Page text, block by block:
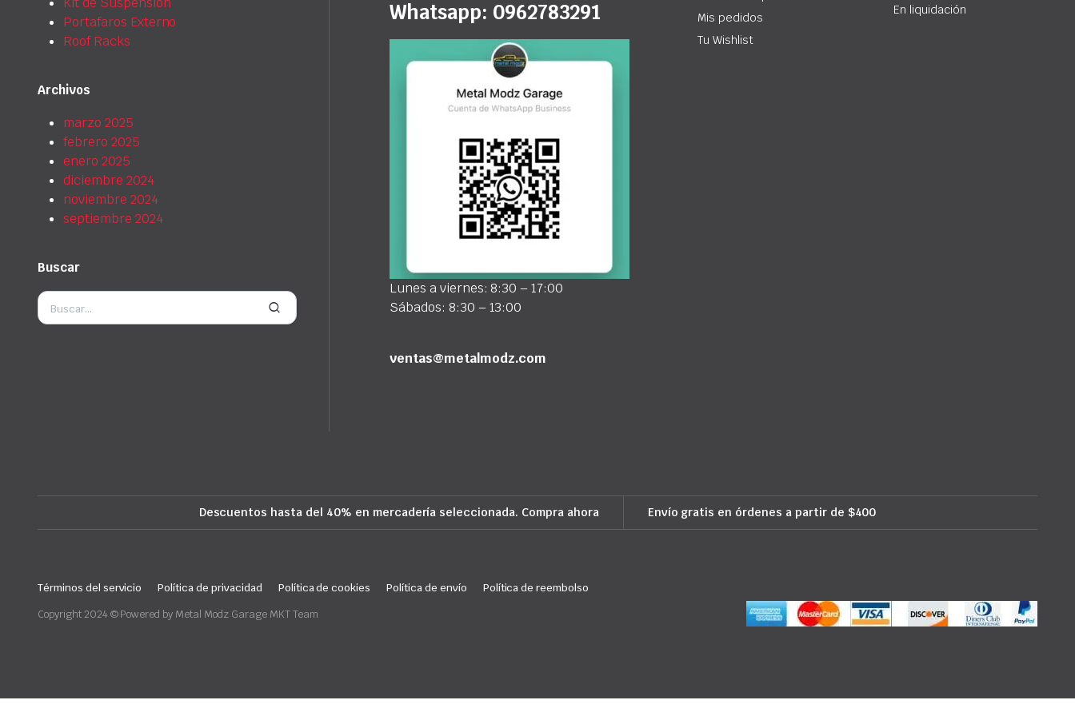
Portafaros Externo
Roof Racks
Archivos
marzo 2025
febrero 2025
enero 2025
diciembre 2024
noviembre 2024
septiembre 2024
Buscar
Whatsapp: 0962783291
Lunes a viernes: 8:30 – 17:00
Sábados: 8:30 – 13:00
ventas@metalmodz.com
Mis pedidos
Tu Wishlist
En liquidación
Descuentos hasta del 40% en mercadería seleccionada. Compra ahora Envío gratis en órdenes a partir de $400
Términos del servicio Política de privacidad Política de cookies Política de envío
Política de reembolso
Copyright 2024 © Powered by Metal Modz Garage MKT Team